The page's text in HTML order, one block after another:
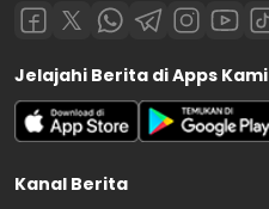
Jelajahi Berita di Apps Kami
Kanal Berita